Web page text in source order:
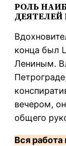
РОЛЬ
конца был
Лениным.
вечером,
общего
Вся работа